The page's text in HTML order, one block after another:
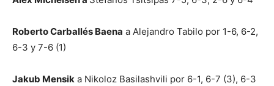
Roberto Carballés Baena a Alejandro Tabilo por 1-6, 6-2,
6-3 y 7-6 (1)
Jakub Mensik a Nikoloz Basilashvili por 6-1, 6-7 (3), 6-3